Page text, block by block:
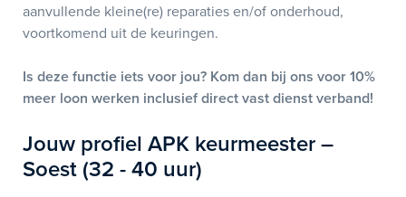
aanvullende kleine(re) reparaties en/of onderhoud,
voortkomend uit de keuringen.
Is deze functie iets voor jou? Kom dan bij ons voor 10%
meer loon werken inclusief direct vast dienst verband!
Jouw profiel APK keurmeester –
Soest (32 - 40 uur)